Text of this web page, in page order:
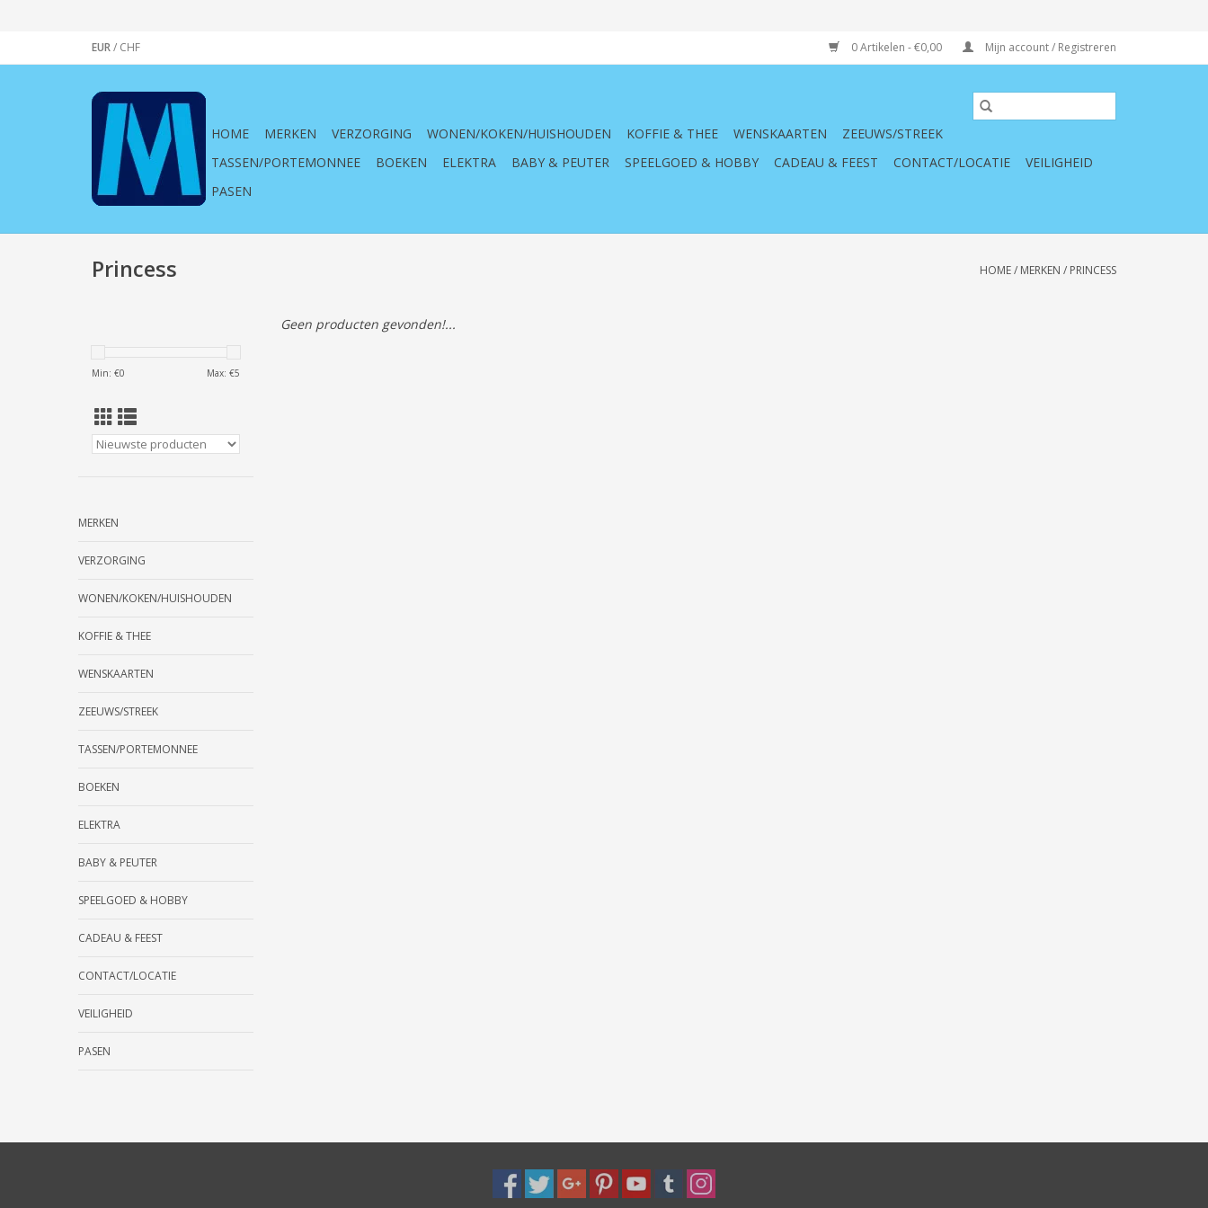
EUR/ CHF 0 Artikelen - €0,00 Mijn account / Registreren
HOME MERKEN VERZORGING WONEN/KOKEN/HUISHOUDEN KOFFIE & THEE WENSKAARTEN
ZEEUWS/STREEK
TASSEN/PORTEMONNEE
BOEKEN ELEKTRA BABY & PEUTER SPEELGOED & HOBBY CADEAU & FEEST CONTACT/LOCATIE
VEILIGHEID
PASEN
Princess HOME/ MERKEN / PRINCESS
Min: €0 Max: €5
MERKEN
VERZORGING
WONEN/KOKEN/HUISHOUDEN
KOFFIE & THEE
WENSKAARTEN
ZEEUWS/STREEK
TASSEN/PORTEMONNEE
BOEKEN
ELEKTRA
BABY & PEUTER
SPEELGOED & HOBBY
CADEAU & FEEST
CONTACT/LOCATIE
VEILIGHEID
PASEN
Geen producten gevonden!...